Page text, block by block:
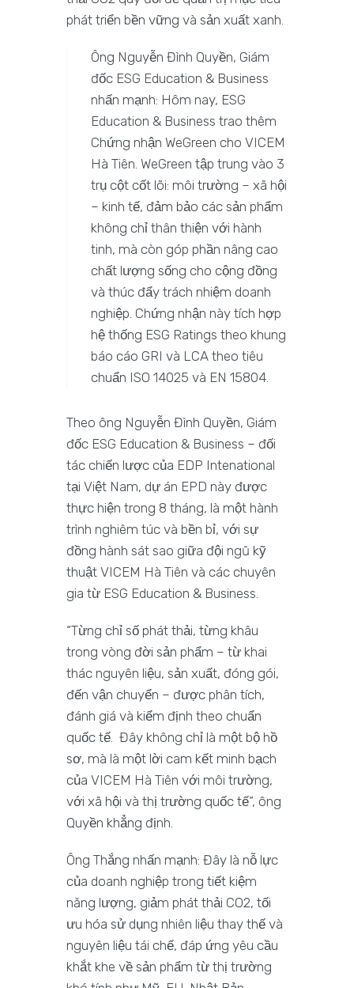
phát triển bền vững và sản xuất xanh.
Ông Nguyễn Đình Quyền, Giám
đốc ESG Education & Business
nhấn mạnh: Hôm nay, ESG
Education & Business trao thêm
Chứng nhận WeGreen cho VICEM
Hà Tiên. WeGreen tập trung vào 3
trụ cột cốt lõi: môi trường – xã hội
– kinh tế, đảm bảo các sản phẩm
không chỉ thân thiện với hành
tinh, mà còn góp phần nâng cao
chất lượng sống cho cộng đồng
và thúc đẩy trách nhiệm doanh
nghiệp. Chứng nhận này tích hợp
hệ thống ESG Ratings theo khung
báo cáo GRI và LCA theo tiêu
chuẩn ISO 14025 và EN 15804.
Theo ông Nguyễn Đình Quyền, Giám
đốc ESG Education & Business – đối
tác chiến lược của EDP Intenational
tại Việt Nam, dự án EPD này được
thực hiện trong 8 tháng, là một hành
trình nghiêm túc và bền bỉ, với sự
đồng hành sát sao giữa đội ngũ kỹ
thuật VICEM Hà Tiên và các chuyên
gia từ ESG Education & Business.
“Từng chỉ số phát thải, từng khâu
trong vòng đời sản phẩm – từ khai
thác nguyên liệu, sản xuất, đóng gói,
đến vận chuyển – được phân tích,
đánh giá và kiểm định theo chuẩn
quốc tế. Đây không chỉ là một bộ hồ
sơ, mà là một lời cam kết minh bạch
của VICEM Hà Tiên với môi trường,
với xã hội và thị trường quốc tế”, ông
Quyền khẳng định.
Ông Thắng nhấn mạnh: Đây là nỗ lực
của doanh nghiệp trong tiết kiệm
năng lượng, giảm phát thải CO2, tối
ưu hóa sử dụng nhiên liệu thay thế và
nguyên liệu tái chế, đáp ứng yêu cầu
khắt khe về sản phẩm từ thị trường